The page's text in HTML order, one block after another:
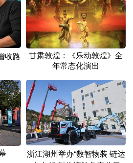
收路
甘肃敦煌：《乐动敦煌》全
年常态化演出
浙江湖州举办“数智物装 链达